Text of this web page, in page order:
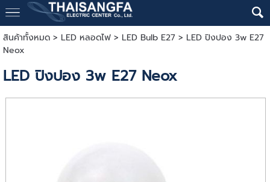
สินค้าทั้งหมด> LED หลอดไฟ> LED Bulb E27> LED ปิงปอง 3w E27
Neox
LED ปิงปอง 3w E27 Neox